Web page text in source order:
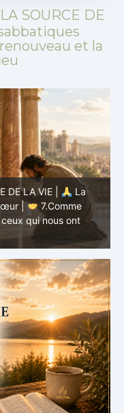
SOURCE DE
et la
DE LA VIE |
La
|
7.Comme
qui nous ont